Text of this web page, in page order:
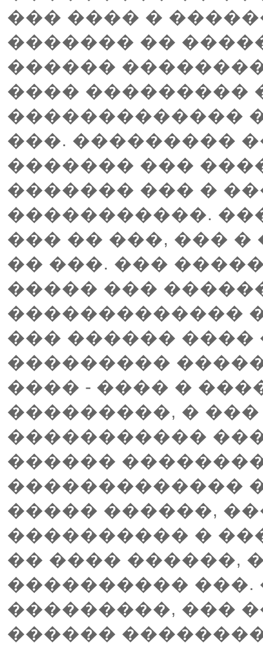
��� ���� �
������� ��
������
���� ���������
�������������
���. ���������
������� ���
������� ��� �
�����������.
��� �� ���, ��� �
�� ���. ���
����� ���
�������������
��� ������ ����
���������
���� - ���� �
���������, �
�����������
������
�������������
����� ������,
���������� �
�� ���� ������,
����������
���������, ���
������